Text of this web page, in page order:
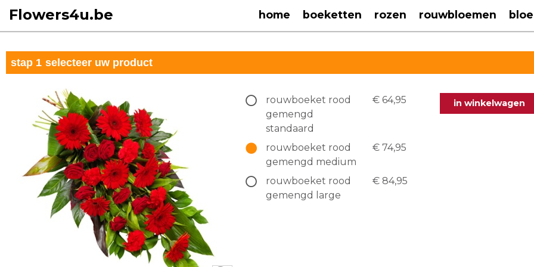
Flowers4u.be home boeketten rozen rouwbloemen
stap 1 selecteer uw product
rouwboeket rood
gemengd
standaard
€ 64,95
rouwboeket rood
gemengd medium
€ 74,95
rouwboeket rood
gemengd large
€ 84,95
in winkelwagen